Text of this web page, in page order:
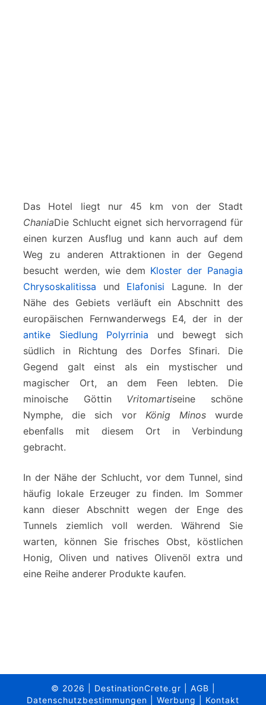
Das Hotel liegt nur 45 km von der Stadt
ChaniaDie Schlucht eignet sich hervorragend für
einen kurzen Ausflug und kann auch auf dem
Weg zu anderen Attraktionen in der Gegend
besucht werden, wie dem Kloster der Panagia
Chrysoskalitissa und Elafonisi Lagune. In der
Nähe des Gebiets verläuft ein Abschnitt des
europäischen Fernwanderwegs E4, der in der
antike Siedlung Polyrrinia und bewegt sich
südlich in Richtung des Dorfes Sfinari. Die
Gegend galt einst als ein mystischer und
magischer Ort, an dem Feen lebten. Die
minoische Göttin Vritomartiseine schöne
Nymphe, die sich vor König Minoswurde
ebenfalls mit diesem Ort in Verbindung
gebracht.
In der Nähe der Schlucht, vor dem Tunnel, sind
häufig lokale Erzeuger zu finden. Im Sommer
kann dieser Abschnitt wegen der Enge des
Tunnels ziemlich voll werden. Während Sie
warten, können Sie frisches Obst, köstlichen
Honig, Oliven und natives Olivenöl extra und
eine Reihe anderer Produkte kaufen.
© 2026 DestinationCrete.gr AGB
Datenschutzbestimmungen
Werbung Kontakt